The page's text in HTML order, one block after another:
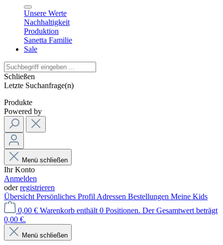
Unsere Werte
Nachhaltigkeit
Produktion
Sanetta Familie
Sale
Schließen
Letzte Suchanfrage(n)
Produkte
Powered by
Menü schließen
Ihr Konto
Anmelden
oderregistrieren
Übersicht Persönliches Profil Adressen Bestellungen Meine Kids
0,00 € Warenkorb enthält 0 Positionen. Der Gesamtwert beträgt
0,00 €.
Menü schließen